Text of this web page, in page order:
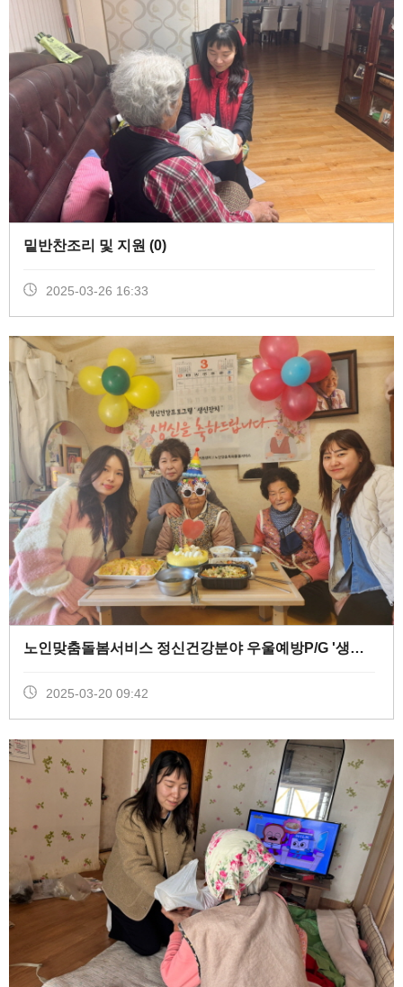
밑반찬조리 및 지원 (0)
2025-03-26 16:33
노인맞춤돌봄서비스 정신건강분야 우울예방P/G '생신잔치' (
2025-03-20 09:42